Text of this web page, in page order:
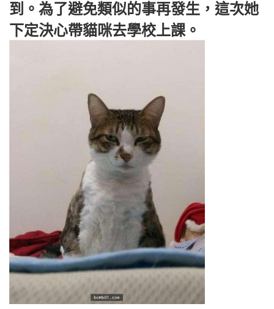
到。為了避免類似的事再發生，這次她
下定決心帶貓咪去學校上課。